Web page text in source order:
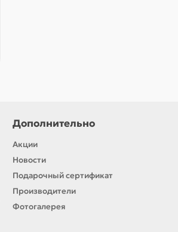
Дополнительно
Акции
Новости
Подарочный сертификат
Производители
Фотогалерея